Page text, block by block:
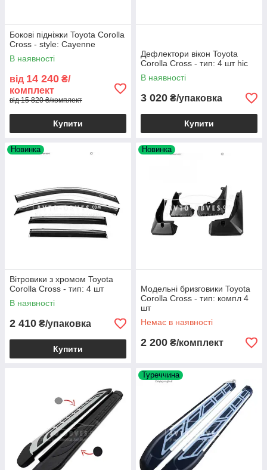
Бокові підніжки Toyota Corolla
Cross - style: Cayenne
В наявності
від 14 240 ₴/
комплект
від 15 820 ₴/комплект
Купити
Дефлектори вікон Toyota
Corolla Cross - тип: 4 шт hic
В наявності
3 020 ₴/упаковка
Купити
Новинка
Вітровики з хромом Toyota
Corolla Cross - тип: 4 шт
В наявності
2 410 ₴/упаковка
Купити
Новинка
Модельні бризговики Toyota
Corolla Cross - тип: компл 4
шт
Немає в наявності
2 200 ₴/комплект
Туреччина